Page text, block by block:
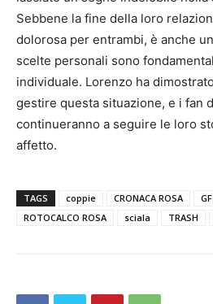
Sebbene la fine della loro
dolorosa per entrambi, è anche
scelte personali sono
individuale. Lorenzo ha
gestire questa situazione, e i fan
continueranno a seguire le loro
affetto.
TAGS coppie CRONACA ROSA GF
ROTOCALCO ROSA
sciala TRASH